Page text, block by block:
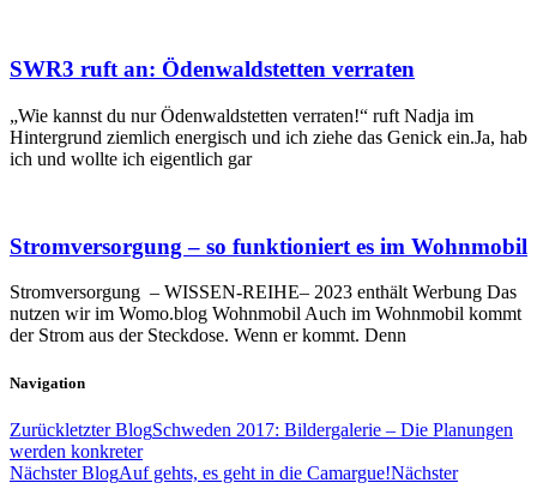
SWR3 ruft an: Ödenwaldstetten verraten
„Wie kannst du nur Ödenwaldstetten verraten!“ ruft Nadja im
Hintergrund ziemlich energisch und ich ziehe das Genick ein.Ja, hab
ich und wollte ich eigentlich gar
Stromversorgung – so funktioniert es im Wohnmobil
Stromversorgung – WISSEN-REIHE– 2023 enthält Werbung Das
nutzen wir im Womo.blog Wohnmobil Auch im Wohnmobil kommt
der Strom aus der Steckdose. Wenn er kommt. Denn
Navigation
Zurückletzter BlogSchweden 2017: Bildergalerie – Die Planungen
werden konkreter
Nächster BlogAuf gehts, es geht in die Camargue!Nächster